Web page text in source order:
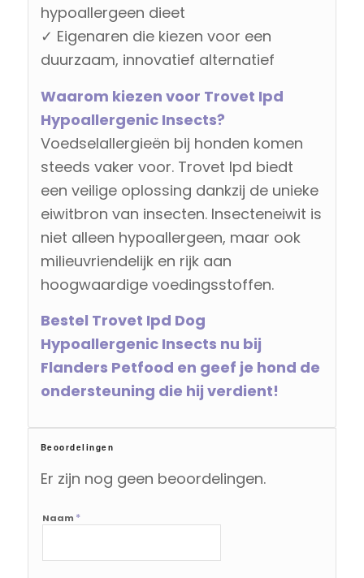
hypoallergeen dieet
✓ Eigenaren die kiezen voor een
duurzaam, innovatief alternatief
Waarom kiezen voor Trovet Ipd
Hypoallergenic Insects?
Voedselallergieën bij honden komen
steeds vaker voor. Trovet Ipd biedt
een veilige oplossing dankzij de unieke
eiwitbron van insecten. Insecteneiwit is
niet alleen hypoallergeen, maar ook
milieuvriendelijk en rijk aan
hoogwaardige voedingsstoffen.
Bestel Trovet Ipd Dog
Hypoallergenic Insects nu bij
Flanders Petfood en geef je hond de
ondersteuning die hij verdient!
Beoordelingen
Er zijn nog geen beoordelingen.
Naam *